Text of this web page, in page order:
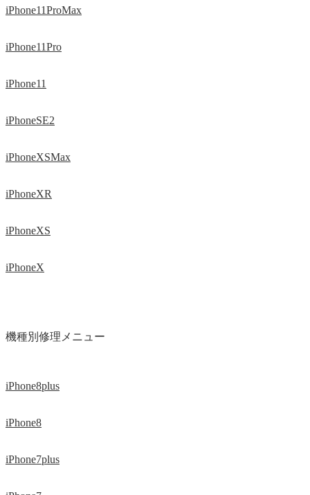
iPhone11ProMax
iPhone11Pro
iPhone11
iPhoneSE2
iPhoneXSMax
iPhoneXR
iPhoneXS
iPhoneX
機種別修理メニュー
iPhone8plus
iPhone8
iPhone7plus